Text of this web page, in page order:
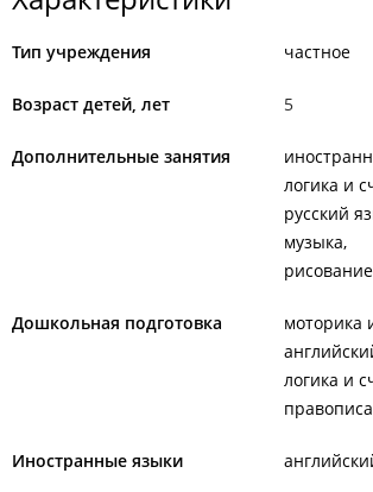
Тип учреждения частное
Возраст детей, лет 5
Дополнительные занятия
логика и
русский
музыка
рисование
Дошкольная подготовка
моторика
логика и
Иностранные языки